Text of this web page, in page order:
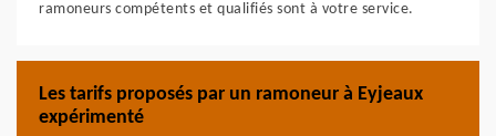
ramoneurs compétents et qualifiés sont à votre service.
Les tarifs proposés par un ramoneur à Eyjeaux
expérimenté